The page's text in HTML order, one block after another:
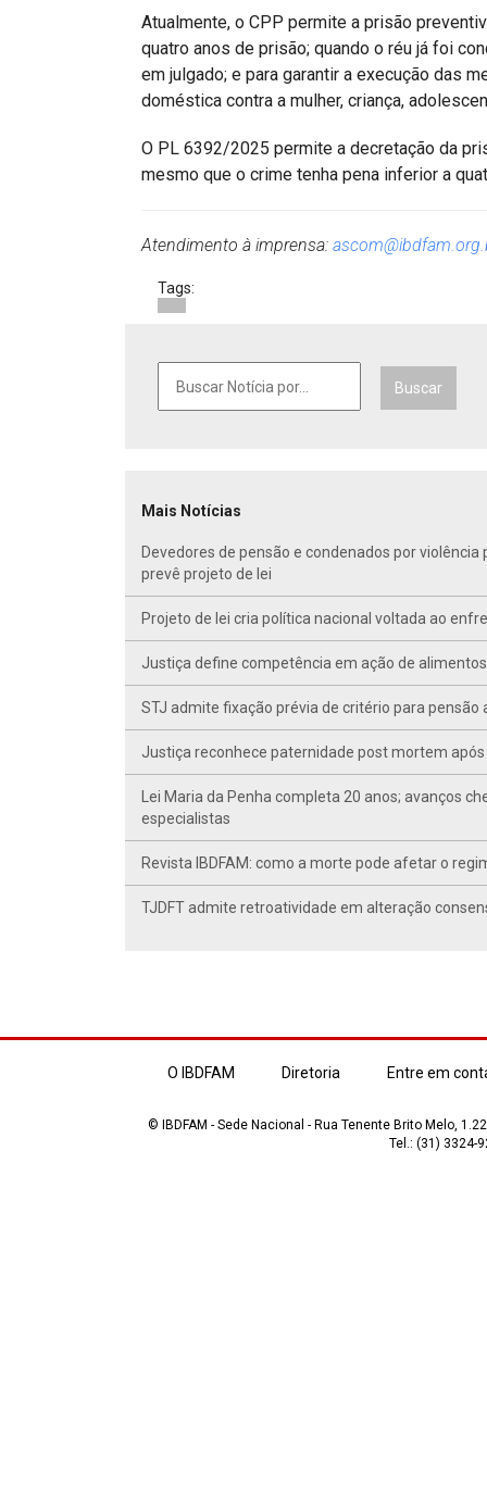
Atualmente, o CPP permite a prisão
quatro anos de prisão; quando o réu já foi
em julgado; e para garantir a execução das
doméstica contra a mulher, criança,
O PL 6392/2025 permite a decretação da
mesmo que o crime tenha pena inferior a
Atendimento à imprensa:
Tags:
Buscar
Mais Notícias
Devedores de pensão e condenados por
prevê projeto de lei
Projeto de lei cria política nacional voltada ao
Justiça define competência em ação de
STJ admite fixação prévia de critério para
Justiça reconhece paternidade post mortem
Lei Maria da Penha completa 20 anos; avanços
especialistas
Revista IBDFAM: como a morte pode afetar o
TJDFT admite retroatividade em alteração
O IBDFAM Diretoria Entre em
© IBDFAM - Sede Nacional - Rua Tenente Brito Melo,
Tel.: (31) 3324-